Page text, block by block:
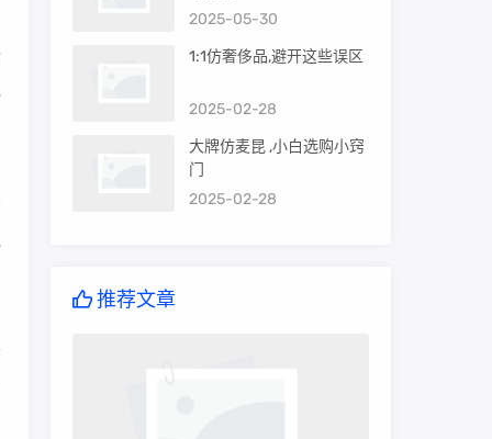
2025-05-30
1:1仿奢侈品,避开这些误区
2025-02-28
大牌仿麦昆 ,小白选购小窍
门
2025-02-28
推荐文章